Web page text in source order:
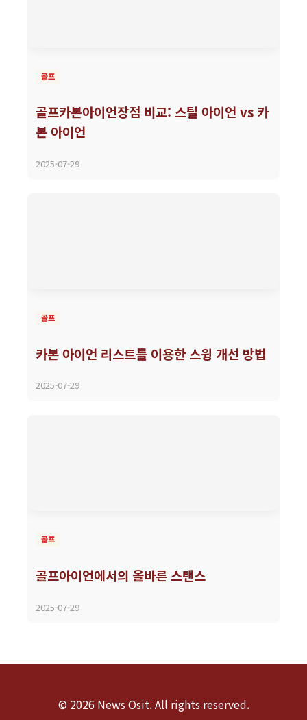
골프
골프카본아이언장점 비교: 스틸 아이언 vs 카
본 아이언
2025-07-29
골프
카본 아이언 리스트를 이용한 스윙 개선 방법
2025-07-29
골프
골프아이언에서의 올바른 스탠스
2025-07-29
© 2026 News Osit. All rights reserved.